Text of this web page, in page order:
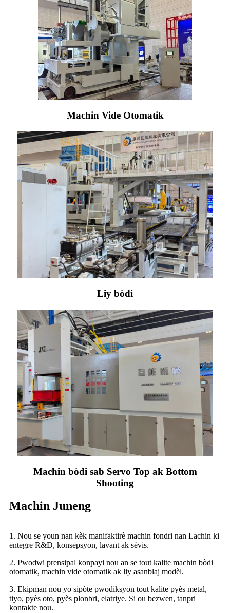
Machin Vide Otomatik
Liy bòdi
Machin bòdi sab Servo Top ak Bottom
Shooting
Machin Juneng
1. Nou se youn nan kèk manifaktirè machin fondri nan Lachin ki
entegre R&D, konsepsyon, lavant ak sèvis.
2. Pwodwi prensipal konpayi nou an se tout kalite machin bòdi
otomatik, machin vide otomatik ak liy asanblaj modèl.
3. Ekipman nou yo sipòte pwodiksyon tout kalite pyès metal,
tiyo, pyès oto, pyès plonbri, elatriye. Si ou bezwen, tanpri
kontakte nou.